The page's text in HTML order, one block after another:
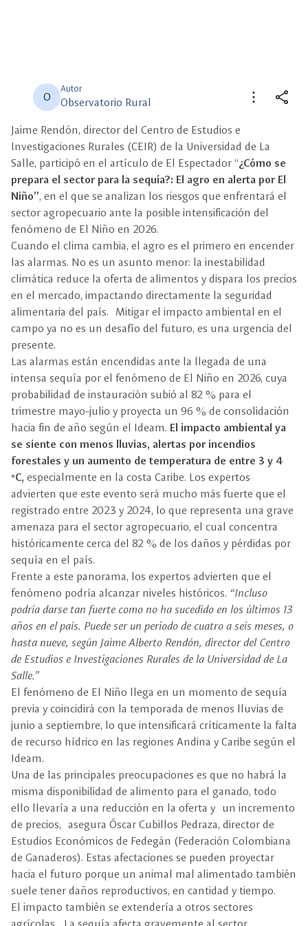
O
Autor
Observatorio Rural more_vert share
Compartir
Seleccione un filtro
descriptionDescripción
view_carouselMultimedia
Jaime Rendón, director del Centro de Estudios e
Investigaciones Rurales (CEIR) de la Universidad de La
Salle, participó en el artículo de El Espectador “¿Cómo se
prepara el sector para la sequía?: El agro en alerta por El
Niño”, en el que se analizan los riesgos que enfrentará el
sector agropecuario ante la posible intensificación del
fenómeno de El Niño en 2026.
Cuando el clima cambia, el agro es el primero en encender
las alarmas. No es un asunto menor: la inestabilidad
climática reduce la oferta de alimentos y dispara los precios
en el mercado, impactando directamente la seguridad
alimentaria del país. Mitigar el impacto ambiental en el
campo ya no es un desafío del futuro, es una urgencia del
presente.
Las alarmas están encendidas ante la llegada de una
intensa sequía por el fenómeno de El Niño en 2026, cuya
probabilidad de instauración subió al 82 % para el
trimestre mayo-julio y proyecta un 96 % de consolidación
hacia fin de año según el Ideam. El impacto ambiental ya
se siente con menos lluvias, alertas por incendios
forestales y un aumento de temperatura de entre 3 y 4
°C, especialmente en la costa Caribe. Los expertos
advierten que este evento será mucho más fuerte que el
registrado entre 2023 y 2024, lo que representa una grave
amenaza para el sector agropecuario, el cual concentra
históricamente cerca del 82 % de los daños y pérdidas por
sequía en el país.
Frente a este panorama, los expertos advierten que el
fenómeno podría alcanzar niveles históricos. “Incluso
podría darse tan fuerte como no ha sucedido en los últimos 13
años en el país. Puede ser un periodo de cuatro a seis meses, o
hasta nueve, según Jaime Alberto Rendón, director del Centro
de Estudios e Investigaciones Rurales de la Universidad de La
Salle.”
El fenómeno de El Niño llega en un momento de sequía
previa y coincidirá con la temporada de menos lluvias de
junio a septiembre, lo que intensificará críticamente la falta
de recurso hídrico en las regiones Andina y Caribe según el
Ideam.
Una de las principales preocupaciones es que no habrá la
misma disponibilidad de alimento para el ganado, todo
ello llevaría a una reducción en la oferta y un incremento
de precios, asegura Óscar Cubillos Pedraza, director de
Estudios Económicos de Fedegán (Federación Colombiana
de Ganaderos). Estas afectaciones se pueden proyectar
hacia el futuro porque un animal mal alimentado también
suele tener daños reproductivos, en cantidad y tiempo.
El impacto también se extendería a otros sectores